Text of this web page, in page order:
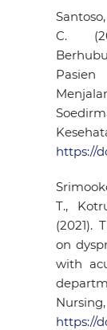
C.
https://
T.,
(2021).
on
with
https://